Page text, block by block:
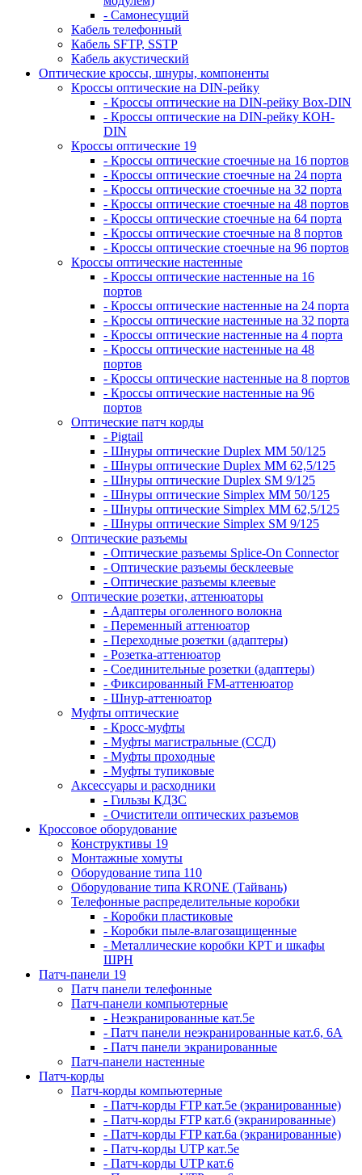
- Самонесущий
Кабель телефонный
Кабель SFTP, SSTP
Кабель акустический
Оптические кроссы, шнуры, компоненты
Кроссы оптические на DIN-рейку
- Кроссы оптические на DIN-рейку Box-DIN
- Кроссы оптические на DIN-рейку КОН-
DIN
Кроссы оптические 19
- Кроссы оптические стоечные на 16 портов
- Кроссы оптические стоечные на 24 порта
- Кроссы оптические стоечные на 32 порта
- Кроссы оптические стоечные на 48 портов
- Кроссы оптические стоечные на 64 порта
- Кроссы оптические стоечные на 8 портов
- Кроссы оптические стоечные на 96 портов
Кроссы оптические настенные
- Кроссы оптические настенные на 16
портов
- Кроссы оптические настенные на 24 порта
- Кроссы оптические настенные на 32 порта
- Кроссы оптические настенные на 4 порта
- Кроссы оптические настенные на 48
портов
- Кроссы оптические настенные на 8 портов
- Кроссы оптические настенные на 96
портов
Оптические патч корды
- Pigtail
- Шнуры оптические Duplex MM 50/125
- Шнуры оптические Duplex MM 62,5/125
- Шнуры оптические Duplex SM 9/125
- Шнуры оптические Simplex MM 50/125
- Шнуры оптические Simplex MM 62,5/125
- Шнуры оптические Simplex SM 9/125
Оптические разъемы
- Оптические разъемы Splice-On Connector
- Оптические разъемы бесклеевые
- Оптические разъемы клеевые
Оптические розетки, аттенюаторы
- Адаптеры оголенного волокна
- Переменный аттенюатор
- Переходные розетки (адаптеры)
- Розетка-аттенюатор
- Соединительные розетки (адаптеры)
- Фиксированный FM-аттенюатор
- Шнур-аттенюатор
Муфты оптические
- Кросс-муфты
- Муфты магистральные (ССД)
- Муфты проходные
- Муфты тупиковые
Аксессуары и расходники
- Гильзы КДЗС
- Очистители оптических разъемов
Кроссовое оборудование
Конструктивы 19
Монтажные хомуты
Оборудование типа 110
Оборудование типа KRONE (Тайвань)
Телефонные распределительные коробки
- Коробки пластиковые
- Коробки пыле-влагозащищенные
- Металлические коробки КРТ и шкафы
ШРН
Патч-панели 19
Патч панели телефонные
Патч-панели компьютерные
- Неэкранированные кат.5е
- Патч панели неэкранированные кат.6, 6А
- Патч панели экранированные
Патч-панели настенные
Патч-корды
Патч-корды компьютерные
- Патч-корды FTP кат.5е (экранированные)
- Патч-корды FTP кат.6 (экранированные)
- Патч-корды FTP кат.6а (экранированные)
- Патч-корды UTP кат.5е
- Патч-корды UTP кат.6